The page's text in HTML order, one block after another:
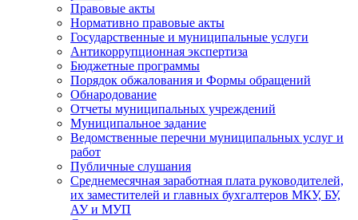
Правовые акты
Нормативно правовые акты
Государственные и муниципальные услуги
Антикоррупционная экспертиза
Бюджетные программы
Порядок обжалования и Формы обращений
Обнародование
Отчеты муниципальных учреждений
Муниципальное задание
Ведомственные перечни муниципальных услуг и
работ
Публичные слушания
Среднемесячная заработная плата руководителей,
их заместителей и главных бухгалтеров МКУ, БУ,
АУ и МУП